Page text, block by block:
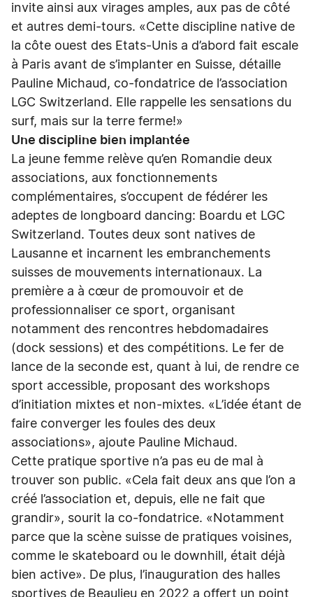
invite ainsi aux virages amples, aux pas de côté
et autres demi-tours. «Cette discipline native de
la côte ouest des Etats-Unis a d’abord fait escale
à Paris avant de s’implanter en Suisse, détaille
Pauline Michaud, co-fondatrice de l’association
LGC Switzerland. Elle rappelle les sensations du
surf, mais sur la terre ferme!»
Une discipline bien implantée
La jeune femme relève qu’en Romandie deux
associations, aux fonctionnements
complémentaires, s’occupent de fédérer les
adeptes de longboard dancing: Boardu et LGC
Switzerland. Toutes deux sont natives de
Lausanne et incarnent les embranchements
suisses de mouvements internationaux. La
première a à cœur de promouvoir et de
professionnaliser ce sport, organisant
notamment des rencontres hebdomadaires
(dock sessions) et des compétitions. Le fer de
lance de la seconde est, quant à lui, de rendre ce
sport accessible, proposant des workshops
d’initiation mixtes et non-mixtes. «L’idée étant de
faire converger les foules des deux
associations», ajoute Pauline Michaud.
Cette pratique sportive n’a pas eu de mal à
trouver son public. «Cela fait deux ans que l’on a
créé l’association et, depuis, elle ne fait que
grandir», sourit la co-fondatrice. «Notamment
parce que la scène suisse de pratiques voisines,
comme le skateboard ou le downhill, était déjà
bien active». De plus, l’inauguration des halles
sportives de Beaulieu en 2022 a offert un point